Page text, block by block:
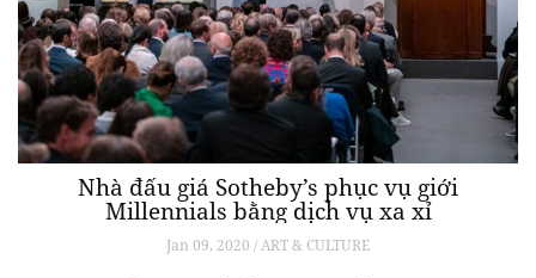
Nhà đấu giá Sotheby’s phục vụ giới
Millennials bằng dịch vụ xa xỉ
Jan 09, 2020 / ART & CULTURE